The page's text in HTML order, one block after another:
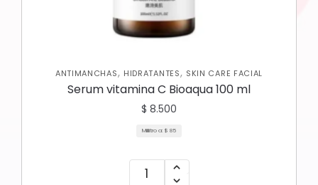
ANTIMANCHAS, HIDRATANTES, SKIN CARE FACIAL
Serum vitamina C Bioaqua 100 ml
$ 8.500
Mililitro a: $ 85